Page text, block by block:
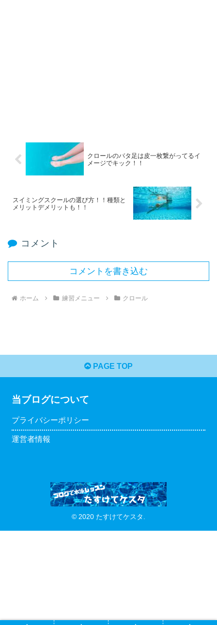
クロールのバタ足は皮一枚繋がってるイ
メージでキック！！
スイミングスクールの選び方！！種類と
メリットデメリットも！！
コメント
コメントを書き込む
ホーム 練習メニュー クロール
PAGE TOP
当ブログについて
プライバシーポリシー
運営者情報
© 2020 たすけてケスタ.